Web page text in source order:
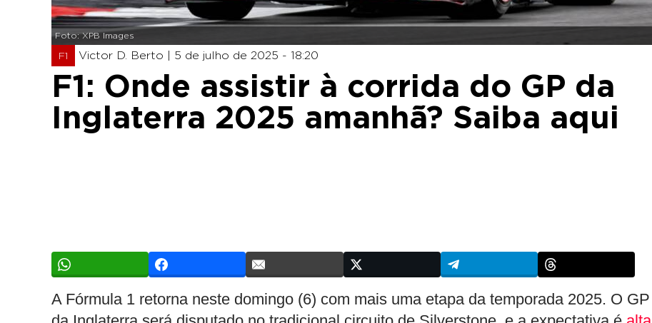
Foto: XPB Images
F1 Victor D. Berto | 5 de julho de 2025 - 18:20
F1: Onde assistir à corrida do GP da
Inglaterra 2025 amanhã? Saiba aqui
A Fórmula 1 retorna neste domingo (6) com mais uma etapa da temporada 2025. O GP